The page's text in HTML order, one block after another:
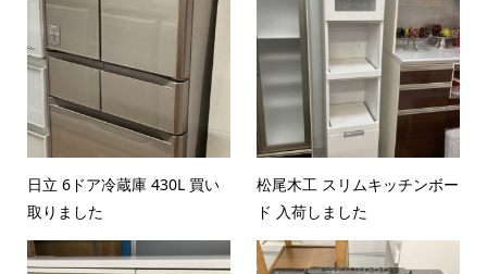
日立 6ドア冷蔵庫 430L 買い
取りました
松尾木工 スリムキッチンボー
ド 入荷しました